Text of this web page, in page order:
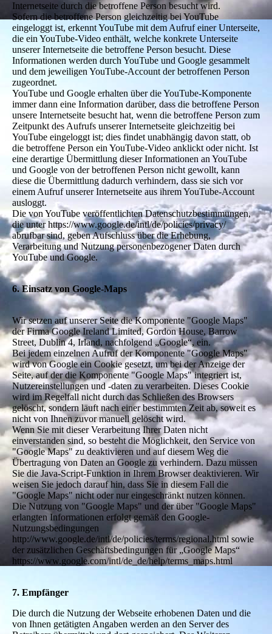
Internetseite durch die betroffene Person besucht wird.
Sofern die betroffene Person gleichzeitig bei YouTube
eingeloggt ist, erkennt YouTube mit dem Aufruf einer Unterseite,
die ein YouTube-Video enthält, welche konkrete Unterseite
unserer Internetseite die betroffene Person besucht. Diese
Informationen werden durch YouTube und Google gesammelt
und dem jeweiligen YouTube-Account der betroffenen Person
zugeordnet.
YouTube und Google erhalten über die YouTube-Komponente
immer dann eine Information darüber, dass die betroffene Person
unsere Internetseite besucht hat, wenn die betroffene Person zum
Zeitpunkt des Aufrufs unserer Internetseite gleichzeitig bei
YouTube eingeloggt ist; dies findet unabhängig davon statt, ob
die betroffene Person ein YouTube-Video anklickt oder nicht. Ist
eine derartige Übermittlung dieser Informationen an YouTube
und Google von der betroffenen Person nicht gewollt, kann
diese die Übermittlung dadurch verhindern, dass sie sich vor
einem Aufruf unserer Internetseite aus ihrem YouTube-Account
ausloggt.
Die von YouTube veröffentlichten Datenschutzbestimmungen,
die unter https://www.google.de/intl/de/policies/privacy/
abrufbar sind, geben Aufschluss über die Erhebung,
Verarbeitung und Nutzung personenbezogener Daten durch
YouTube und Google.
6. Einsatz von Google-Maps
Wir setzen auf unserer Seite die Komponente "Google Maps"
der Firma Google Ireland Limited, Gordon House, Barrow
Street, Dublin 4, Irland, nachfolgend „Google“, ein.
Bei jedem einzelnen Aufruf der Komponente "Google Maps"
wird von Google ein Cookie gesetzt, um bei der Anzeige der
Seite, auf der die Komponente "Google Maps" integriert ist,
Nutzereinstellungen und -daten zu verarbeiten. Dieses Cookie
wird im Regelfall nicht durch das Schließen des Browsers
gelöscht, sondern läuft nach einer bestimmten Zeit ab, soweit es
nicht von Ihnen zuvor manuell gelöscht wird.
Wenn Sie mit dieser Verarbeitung Ihrer Daten nicht
einverstanden sind, so besteht die Möglichkeit, den Service von
"Google Maps" zu deaktivieren und auf diesem Weg die
Übertragung von Daten an Google zu verhindern. Dazu müssen
Sie die Java-Script-Funktion in Ihrem Browser deaktivieren. Wir
weisen Sie jedoch darauf hin, dass Sie in diesem Fall die
"Google Maps" nicht oder nur eingeschränkt nutzen können.
Die Nutzung von "Google Maps" und der über "Google Maps"
erlangten Informationen erfolgt gemäß den Google-
Nutzungsbedingungen
http://www.google.de/intl/de/policies/terms/regional.html sowie
der zusätzlichen Geschäftsbedingungen für „Google Maps“
https://www.google.com/intl/de_de/help/terms_maps.html
7. Empfänger
Die durch die Nutzung der Webseite erhobenen Daten und die
von Ihnen getätigten Angaben werden an den Server des